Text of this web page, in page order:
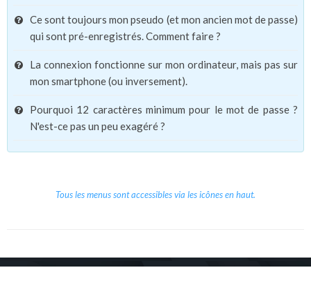
Ce sont toujours mon pseudo (et mon ancien mot de passe)
qui sont pré-enregistrés. Comment faire ?
La connexion fonctionne sur mon ordinateur, mais pas sur
mon smartphone (ou inversement).
Pourquoi 12 caractères minimum pour le mot de passe ?
N'est-ce pas un peu exagéré ?
Tous les menus sont accessibles via les icônes en haut.